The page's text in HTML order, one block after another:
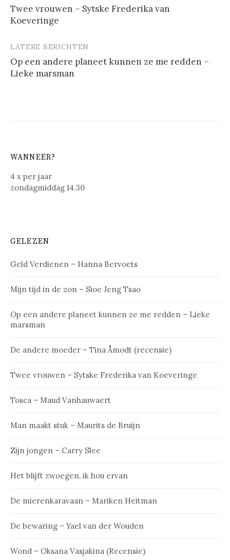
Twee vrouwen – Sytske Frederika van
Koeveringe
LATERE BERICHTEN
Op een andere planeet kunnen ze me redden –
Lieke marsman
WANNEER?
4 x per jaar
zondagmiddag 14.30
GELEZEN
Geld Verdienen – Hanna Bervoets
Mijn tijd in de zon – Sioe Jeng Tsao
Op een andere planeet kunnen ze me redden – Lieke
marsman
De andere moeder – Tina Åmodt (recensie)
Twee vrouwen – Sytske Frederika van Koeveringe
Tosca – Maud Vanhauwaert
Man maakt stuk – Maurits de Bruijn
Zijn jongen – Carry Slee
Het blijft zwoegen, ik hou ervan
De mierenkaravaan – Mariken Heitman
De bewaring – Yael van der Wouden
Wond – Oksana Vasjakina (Recensie)